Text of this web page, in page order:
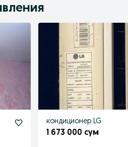
кондиционер LG
1 673 000 сум